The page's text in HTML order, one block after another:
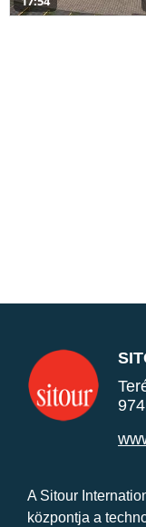
A Sitour
központja a